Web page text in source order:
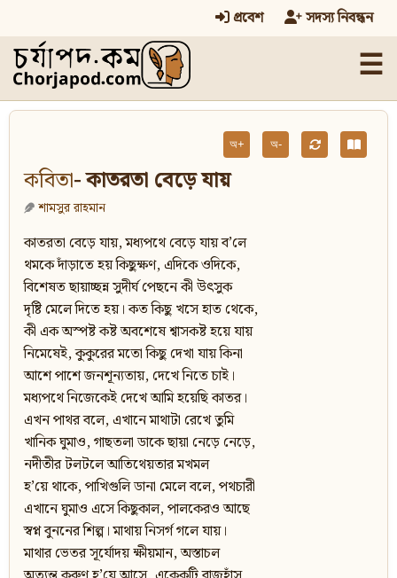
প্রবেশ সদস্য নিবন্ধন
☰
অ+ অ-
কবিতা- কাতরতা বেড়ে যায়
শামসুর রাহমান
কাতরতা বেড়ে যায়, মধ্যপথে বেড়ে যায় ব’লে
থমকে দাঁড়াতে হয় কিছুক্ষণ, এদিকে ওদিকে,
বিশেষত ছায়াচ্ছন্ন সুদীর্ঘ পেছনে কী উৎসুক
দৃষ্টি মেলে দিতে হয়। কত কিছু খসে হাত থেকে,
কী এক অস্পষ্ট কষ্ট অবশেষে শ্বাসকষ্ট হয়ে যায়
নিমেষেই, কুকুরের মতো কিছু দেখা যায় কিনা
আশে পাশে জনশূন্যতায়, দেখে নিতে চাই।
মধ্যপথে নিজেকেই দেখে আমি হয়েছি কাতর।
এখন পাথর বলে, এখানে মাথাটা রেখে তুমি
খানিক ঘুমাও, গাছতলা ডাকে ছায়া নেড়ে নেড়ে,
নদীতীর টলটলে আতিথেয়তার মখমল
হ’য়ে থাকে, পাখিগুলি ডানা মেলে বলে, পথচারী
এখানে ঘুমাও এসে কিছুকাল, পালকেরও আছে
স্বপ্ন বুননের শিল্প। মাথায় নিসর্গ গলে যায়।
মাথার ভেতর সূর্যোদয় ক্ষীয়মান, অস্তাচল